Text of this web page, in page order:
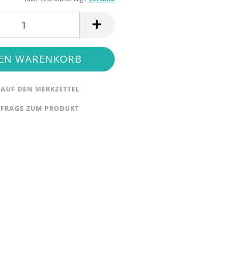
AUF DEN MERKZETTEL
FRAGE ZUM PRODUKT